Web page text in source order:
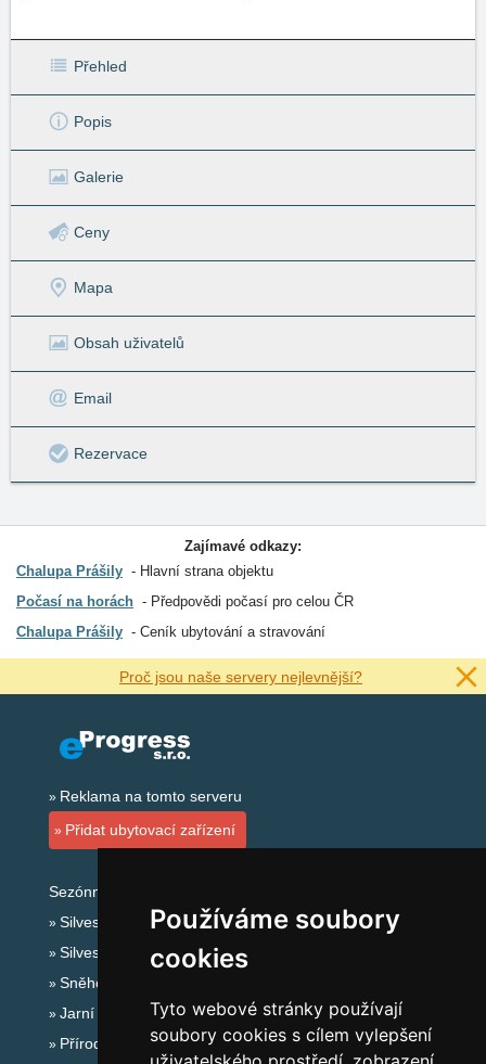
Používáme soubory
cookies
Tyto webové stránky používají
soubory cookies s cílem vylepšení
Přehled
Popis
Galerie
Ceny
Mapa
Obsah uživatelů
Email
Rezervace
Zajímavé odkazy:
Chalupa Prášily
Hlavní strana objektu
Počasí na horách
Předpovědi počasí pro celou ČR
Chalupa Prášily
Ceník ubytování a stravování
Proč jsou naše servery nejlevnější?
Reklama na tomto serveru
Přidat ubytovací zařízení
Sezónní odkazy:
Silvester Šumava
Silvestr na horách 2025/26
Sněhové zpravodajství
Jarní prázdniny 2027
Přírodní koupaliště